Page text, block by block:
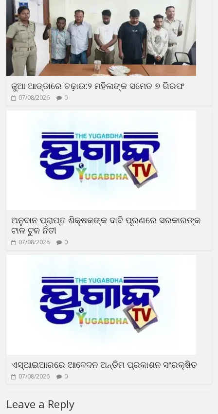
ଜୁଆ ଆଡ୍ଡାରେ ଚଢ଼ାଉ:୨ ମହିଳାଙ୍କ ସମେତ ୭ ଗିରଫ
07/08/2026 0
ଅନୁଦାନ ପ୍ରାପ୍ତ ଶିକ୍ଷକଙ୍କ ଦାବି ପୂରଣରେ ସରକାରଙ୍କ
ଟାଳ ଟୁଳ ନିତୀ
07/08/2026 0
ଏସ୍‌ଆଇଆରରେ ଆବେଦନ ଅନ୍ତିମ ପ୍ରକାଶନ ସଂରକ୍ଷିତ
07/08/2026 0
Leave a Reply